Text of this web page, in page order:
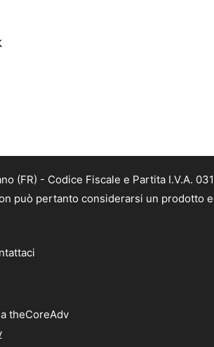
(FR) - Codice Fiscale e Partita I.V.A.
può pertanto considerarsi un prodotto
theCoreAdv